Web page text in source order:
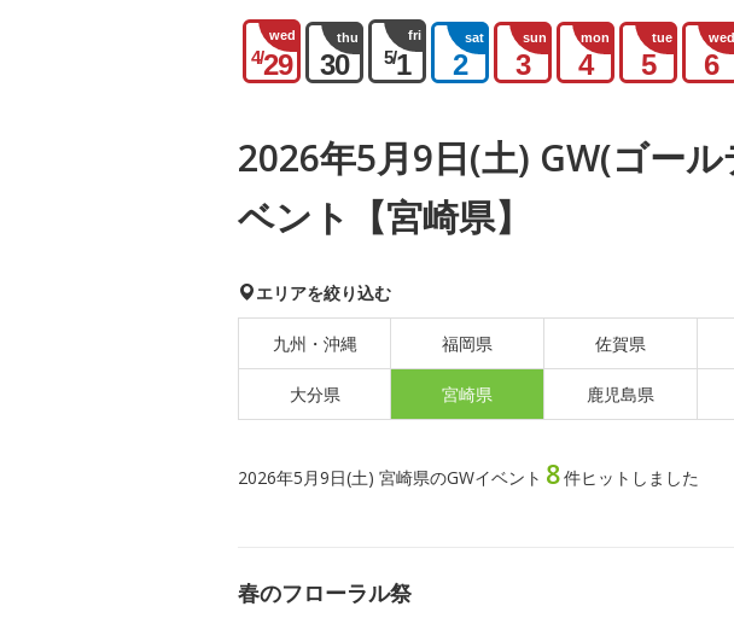
wed
4/29
thu
30
fri
5/1
sat
2
sun
3
mon
4
tue
5
wed
6
2026年5月9日(土) GW(ゴー
ベント【宮崎県】
エリアを絞り込む
九州・沖縄 福岡県 佐賀県
大分県 宮崎県 鹿児島県
2026年5月9日(土) 宮崎県のGWイベント 8件ヒットしました
春のフローラル祭